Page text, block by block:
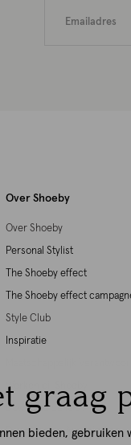
graag
bieden,
Over Shoeby
Over Shoeby
Personal Stylist
The Shoeby effect
The Shoeby effect
Style Club
Inspiratie
Werken bij Shoeby
Download de iOS App
Download de Android App